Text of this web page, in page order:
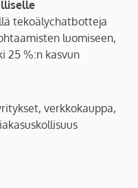
tekoälychatbotteja
luomiseen,
25 %:n kasvun
verkkokauppa,